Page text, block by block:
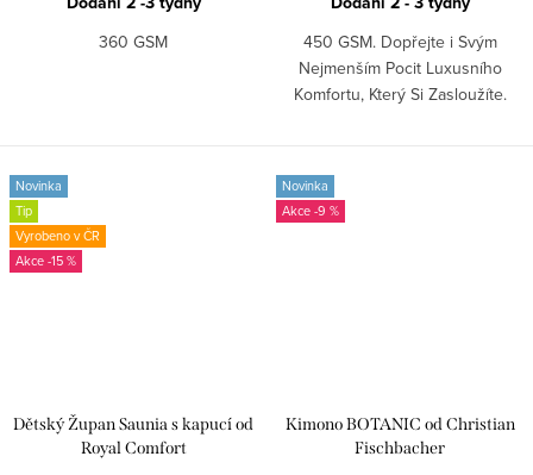
360 GSM
450 GSM. Dopřejte i Svým
Nejmenším Pocit Luxusního
Komfortu, Který Si Zasloužíte.
Novinka
Tip
Vyrobeno v ČR
-15 %
Dětský Župan Saunia s kapucí od
Royal Comfort
Novinka
-9 %
Kimono BOTANIC od Christian
Fischbacher